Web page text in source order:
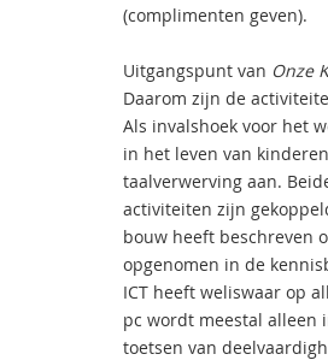
(complimenten geven).
Uitgangspunt van Onze
Daarom zijn de
Als invalshoek voor het
in het leven van
taalverwerving aan.
activiteiten zijn
bouw heeft beschreven
opgenomen in de
ICT heeft weliswaar op
pc wordt meestal alleen
toetsen van